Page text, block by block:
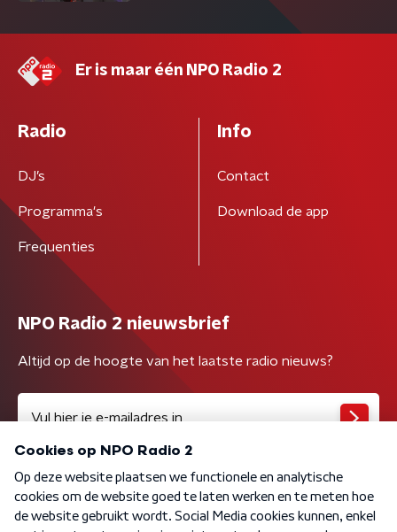
Er is maar één NPO Radio 2
Radio
DJ’s
Programma's
Frequenties
Info
Contact
Download de app
NPO Radio 2 nieuwsbrief
Altijd op de hoogte van het laatste radio nieuws?
Algemene voorwaarden